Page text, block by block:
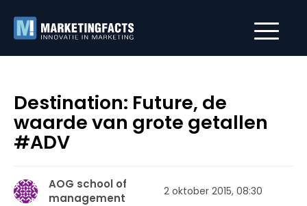
Destination: Future, de
waarde van grote getallen
#ADV
AOG school of
management
2 oktober 2015, 08:30